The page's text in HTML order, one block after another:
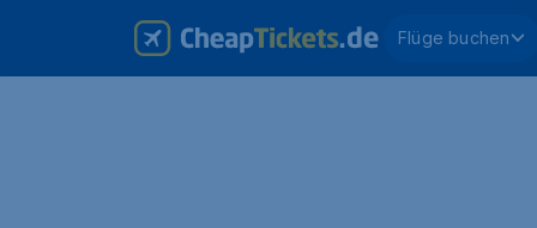
Flüge buchen